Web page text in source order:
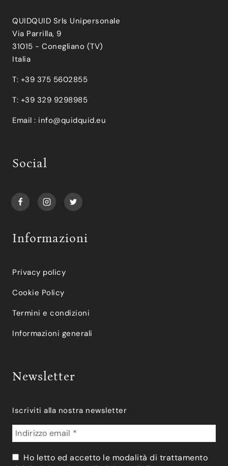
QUIDQUID Srls Unipersonale
Via Parrilla, 9
31015 - Conegliano (TV)
Italia
T: +39 375 5602855
T: +39 329 9298985
Email : info@quidquid.eu
Social
Informazioni
Privacy policy
Cookie Policy
Termini e condizioni
Informazioni generali
Newsletter
Iscriviti alla nostra newsletter
Ho letto ed accetto le modalità di trattamento